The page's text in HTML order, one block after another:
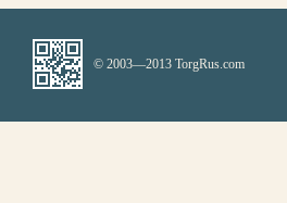
© 2003—2013 TorgRus.com